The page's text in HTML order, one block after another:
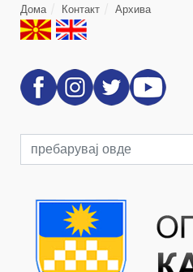
Дома Контакт Архива